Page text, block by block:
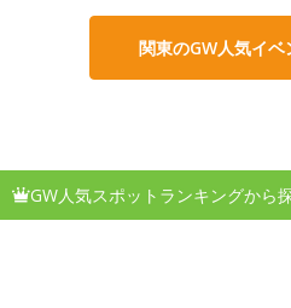
関東のGW人気イ
GW人気スポットランキングから